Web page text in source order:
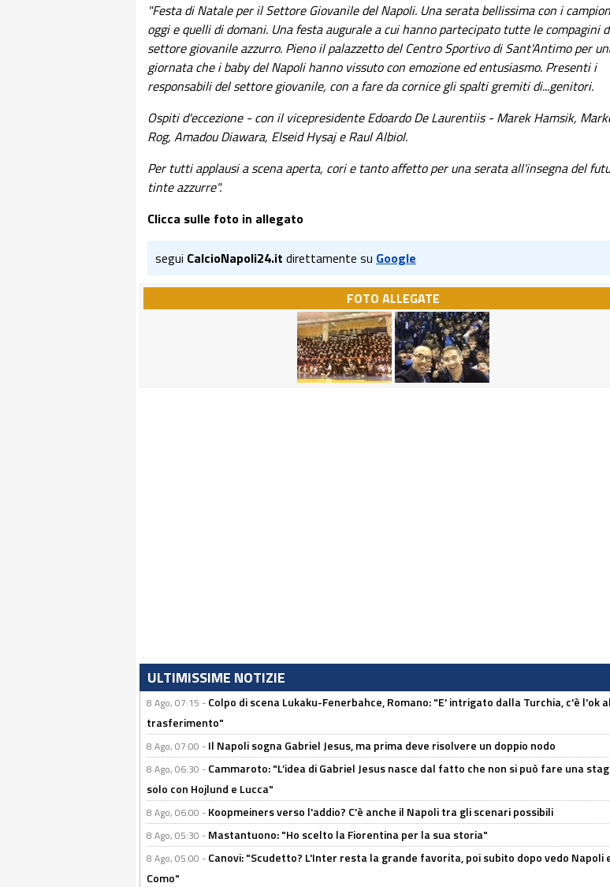
"Festa di Natale per il Settore Giovanile del Napoli. Una serata bellissima con i
oggi e quelli di domani. Una festa augurale a cui hanno partecipato tutte le compagini
settore giovanile azzurro. Pieno il palazzetto del Centro Sportivo di Sant'Antimo per
giornata che i baby del Napoli hanno vissuto con emozione ed entusiasmo. Presenti i
responsabili del settore giovanile, con a fare da cornice gli spalti gremiti di...genitori.
Ospiti d'eccezione - con il vicepresidente Edoardo De Laurentiis - Marek Hamsik,
Rog, Amadou Diawara, Elseid Hysaj e Raul Albiol.
Per tutti applausi a scena aperta, cori e tanto affetto per una serata all'insegna del
tinte azzurre".
Clicca sulle foto in allegato
segui CalcioNapoli24.it direttamente su Google
FOTO ALLEGATE
ULTIMISSIME NOTIZIE
8 Ago, 07:15 - Colpo di scena Lukaku-Fenerbahce, Romano: "E' intrigato dalla Turchia, c'è l'ok al
trasferimento"
8 Ago, 07:00 - Il Napoli sogna Gabriel Jesus, ma prima deve risolvere un doppio nodo
8 Ago, 06:30 - Cammaroto: "L’idea di Gabriel Jesus nasce dal fatto che non si può fare una
solo con Hojlund e Lucca"
8 Ago, 06:00 - Koopmeiners verso l'addio? C'è anche il Napoli tra gli scenari possibili
8 Ago, 05:30 - Mastantuono: "Ho scelto la Fiorentina per la sua storia"
8 Ago, 05:00 - Canovi: "Scudetto? L'Inter resta la grande favorita, poi subito dopo vedo Napoli
Como"